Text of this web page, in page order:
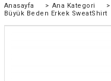
Anasayfa > Ana Kategori >
Büyük Beden Erkek SweatShirt